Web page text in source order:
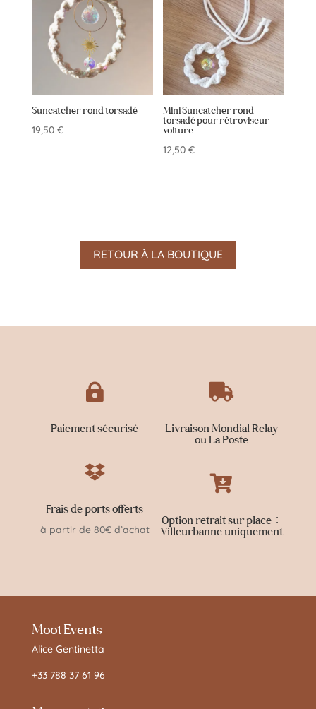
Suncatcher rond torsadé
19,50 €
Mini Suncatcher rond
torsadé pour rétroviseur
voiture
12,50€
RETOUR À LA BOUTIQUE

Paiement sécurisé

Frais de ports offerts
à partir de 80€ d’achat

Livraison Mondial Relay
ou La Poste

Option retrait sur place :
Villeurbanne uniquement
Moot Events
Alice Gentinetta
+33 788 37 61 96